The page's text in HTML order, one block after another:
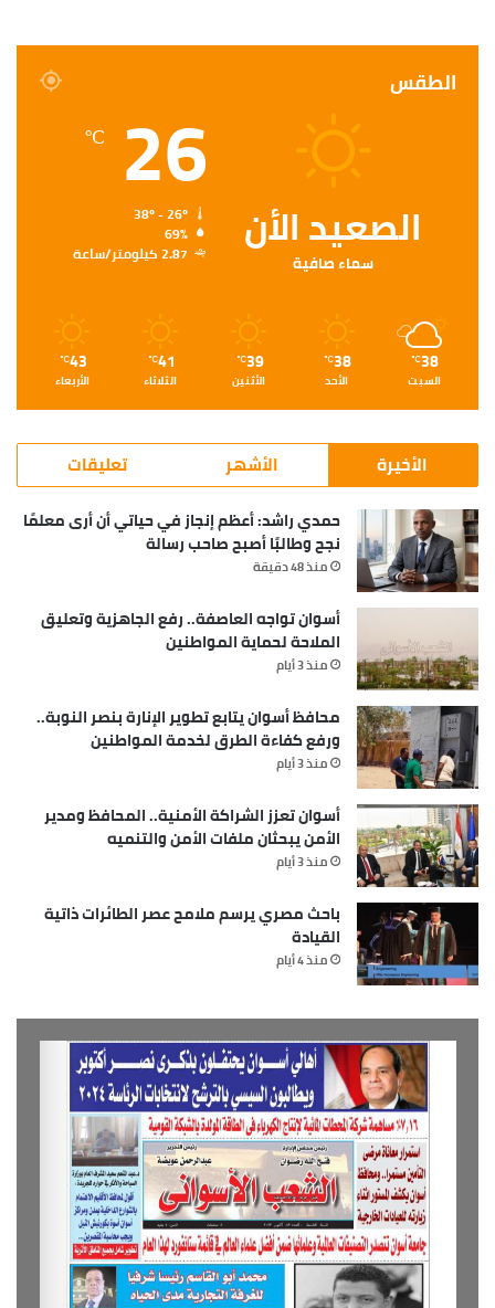
الطقس
الصعيد الأن
سماء صافية
26
℃
69%
2.87 كيلومتر/ساعة
38
℃
السبت
38
℃
الأحد
39
℃
الأثنين
41
℃
الثلاثاء
43
℃
الأربعاء
الأخيرة الأشهر تعليقات
حمدي راشد: أعظم إنجاز في حياتي أن أرى معلمًا
نجح وطالبًا أصبح صاحب رسالة
منذ 48 دقيقة
أسوان تواجه العاصفة.. رفع الجاهزية وتعليق
الملاحة لحماية المواطنين
منذ 3 أيام
محافظ أسوان يتابع تطوير الإنارة بنصر النوبة..
ورفع كفاءة الطرق لخدمة المواطنين
منذ 3 أيام
أسوان تعزز الشراكة الأمنية.. المحافظ ومدير
الأمن يبحثان ملفات الأمن والتنميه
منذ 3 أيام
باحث مصري يرسم ملامح عصر الطائرات ذاتية
القيادة
منذ 4 أيام